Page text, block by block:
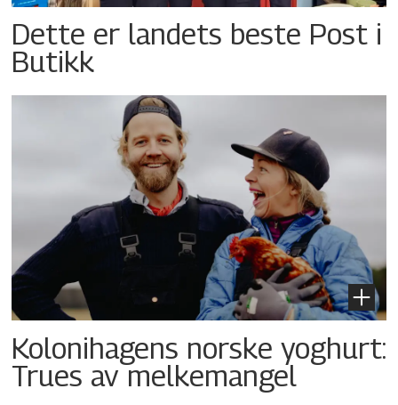
Dette er landets beste Post i
Butikk
Kolonihagens norske yoghurt:
Trues av melkemangel